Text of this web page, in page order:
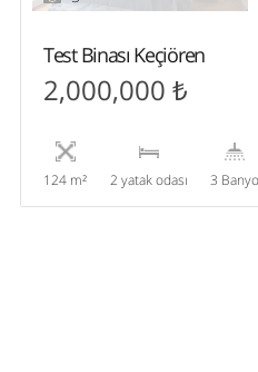
Test Binası Keçiören
2,000,000 ₺
124 m² 2 yatak odası 3 Banyo